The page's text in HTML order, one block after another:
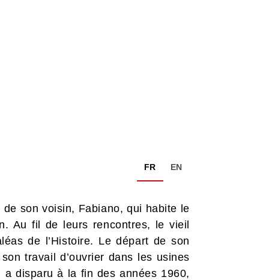
FR EN
son voisin, Fabiano, qui habite le
Au fil de leurs rencontres, le vieil
de l’Histoire. Le départ de son
travail d’ouvrier dans les usines
disparu à la fin des années 1960,